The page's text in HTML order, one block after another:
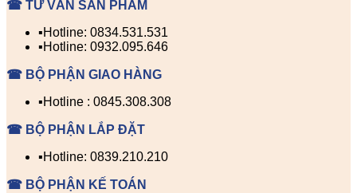
☎ TƯ VẤN SẢN PHẨM
▪️Hotline: 0834.531.531
▪️Hotline: 0932.095.646
☎ BỘ PHẬN GIAO HÀNG
▪️Hotline : 0845.308.308
☎ BỘ PHẬN LẮP ĐẶT
▪️Hotline: 0839.210.210
☎ BỘ PHẬN KẾ TOÁN